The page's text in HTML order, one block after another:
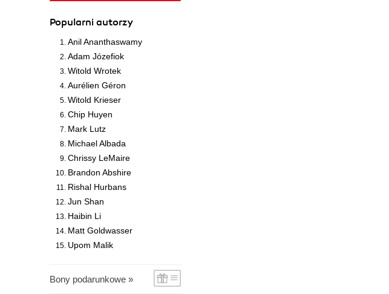
Popularni autorzy
Anil Ananthaswamy
Adam Józefiok
Witold Wrotek
Aurélien Géron
Witold Krieser
Chip Huyen
Mark Lutz
Michael Albada
Chrissy LeMaire
Brandon Abshire
Rishal Hurbans
Jun Shan
Haibin Li
Matt Goldwasser
Upom Malik
Bony podarunkowe »